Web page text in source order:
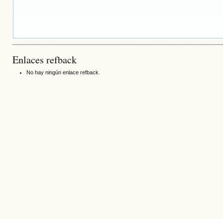
Enlaces refback
No hay ningún enlace refback.